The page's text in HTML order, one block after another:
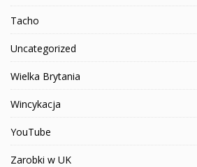
Tacho
Uncategorized
Wielka Brytania
Wincykacja
YouTube
Zarobki w UK